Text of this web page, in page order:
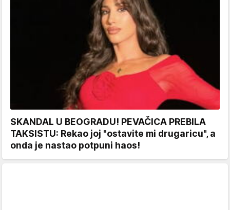
SKANDAL U BEOGRADU! PEVAČICA PREBILA
TAKSISTU: Rekao joj "ostavite mi drugaricu", a
onda je nastao potpuni haos!